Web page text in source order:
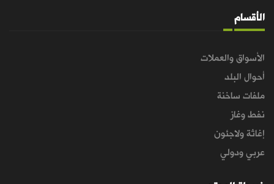
الأقسام
الأسواق والعملات
أحوال البلد
ملفات ساخنة
نفط وغاز
إغاثة ولاجئون
عربي ودولي